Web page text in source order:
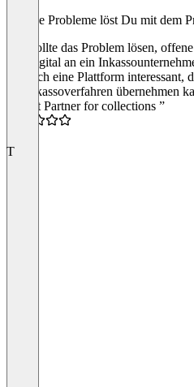
Welche Probleme löst Du mit dem
Ich wollte das Problem lösen,
und digital an ein
für mich eine Plattform interessant,
ein Inkassoverfahren übernehmen
“Great Partner for collections ”
T